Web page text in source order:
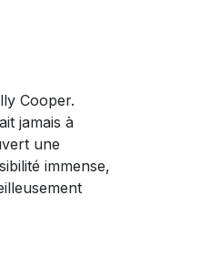
Cooper.
jamais à
une
immense,